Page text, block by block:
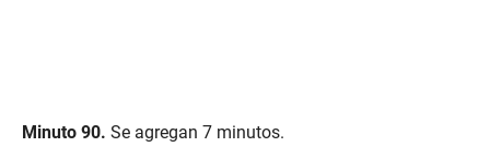
Minuto 90. Se agregan 7 minutos.